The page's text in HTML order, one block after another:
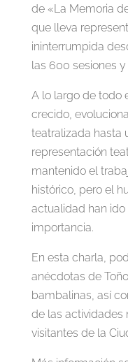
de «La Memoria
que lleva
ininterrumpida
las 600 sesiones
A lo largo de todo
crecido,
teatralizada hasta
representación
mantenido el
histórico, pero el
actualidad han
importancia.
En esta charla,
anécdotas de
bambalinas, así
de las actividades
visitantes de la